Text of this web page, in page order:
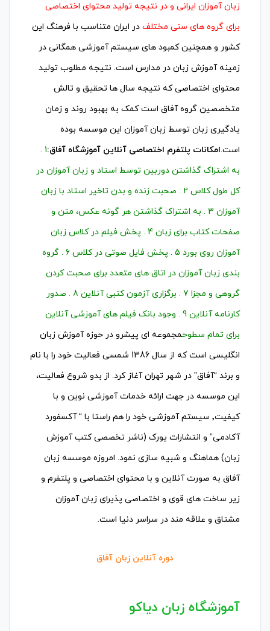
زبان آموزان ایرانی و در نتیجه تولید محتوای اختصاصی
برای گروه های سنی مختلف در ایران متناسب با فرهنگ این
کشور و همچنین کمبود های سیستم آموزشی همگانی در
زمینه آموزش زبان در مدارس است. نتیجه مطلوب تولید
محتوای اختصاصی که نتیجه سال ها تحقیق و تالش
متخصصین گروه آفاق است کمک به بهبود روند و زمان
یادگیری زبان توسط زبان آموزان این موسسه بوده
است.امکانات پلتفرم اختصاصی آنلاین آموزشگاه آفاق: 1 .
به اشتراک گذاشتن دوربین توسط استاد و زبان آموزان در
کل طول کلاس
2 . صحبت زنده و بدن تاخیر استاد با زبان
آموزان
3 . به اشتراک گذاشتن هر گونه عکس، متن و
صفحات کتاب برای زبان
4 . پخش فیلم در کلاس زبان
آموزان روی بورد 5 . پخش فایل صوتی در کلاس
6 . گروه
بندی زبان آموزان در اتاق های متعدد برای صحبت کردن
گروهی و مجزا 7 . برگزاری آزمون کتبی آنلاین
8 . صدور
کارنامه آنلاین
9 . وجود بانک فیلم های آموزشی آنلاین
برای تمام سطوحمجموعه ای پیشرو در حوزه آموزش زبان
انگلیسی است که از سال 1386 شمسی فعالیت خود را با نام
و برند “آفاق” در شهر تهران آغاز کرد. از بدو شروع فعالیت،
این موسسه در جهت ارائه خدمات آموزشی نوین و با
کیفیت٬ سیستم آموزشی خود را هم راستا با “ آکسفورد
آکادمی” و انتشارات یورک (ناشر تخصصی کتب آموزش
زبان) هماهنگ و شبیه سازی نمود. امروزه موسسه زبان
آفاق به صورت آنلاین و با محتوای اختصاصی و پلتفرم و
زیر ساخت های قوی و اختصاصی پذیرای زبان آموزان
مشتاق و علاقه مند در سراسر دنیا است.
دوره آنلاین زبان آفاق
آموزشگاه زبان دیاکو